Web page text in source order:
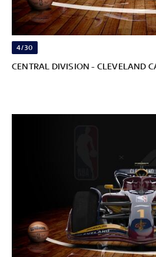
4/30
CENTRAL DIVISION - CLEVELAND